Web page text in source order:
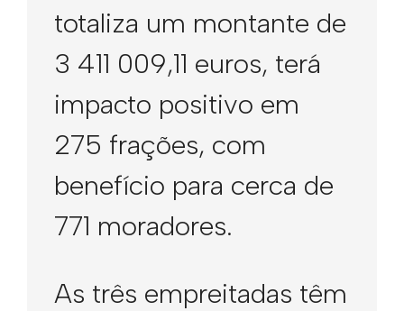
totaliza um montante de
3 411 009,11 euros, terá
impacto positivo em
275 frações, com
benefício para cerca de
771 moradores.
As três empreitadas têm